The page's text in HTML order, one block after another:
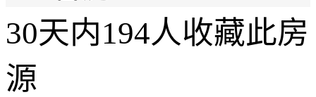
30天内194人收藏此房
源